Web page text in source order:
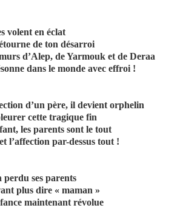
volent en éclat
de ton désarroi
d’Alep, de Yarmouk et de Deraa
dans le monde avec effroi !
d’un père, il devient orphelin
cette tragique fin
les parents sont le tout
l’affection par-dessus tout !
perdu ses parents
plus dire « maman »
maintenant révolue